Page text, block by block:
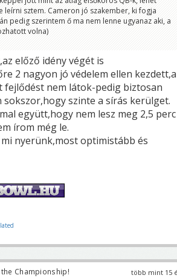
leírni sztem. Cameron jó szakember, ki fogja
pedig szerintem ő ma nem lenne ugyanaz aki, a
volna)
előző idény végét is
2 nagyon jó védelem ellen kezdett,a
fejlődést nem látok-pedig biztosan
szinte a sírás kerülget.
együtt,hogy nem lesz meg 2,5 perc
írom még le.
nyerünk,most optimistább és
több mint 15
Championship!